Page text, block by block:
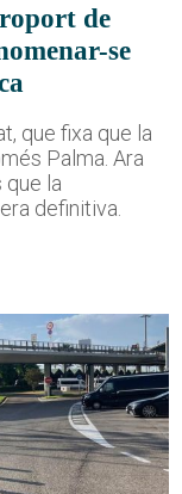
de
se
que fixa que la
Palma. Ara
que la
definitiva.